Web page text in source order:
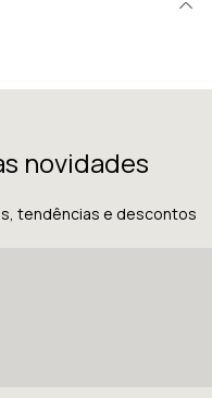
novidades
tendências e descontos